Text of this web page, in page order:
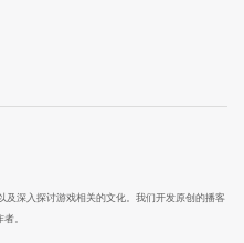
深入探讨游戏相关的文化。我们开发原创的播客
。